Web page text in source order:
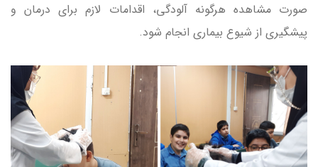
صورت مشاهده هرگونه آلودگی، اقدامات لازم برای درمان و
پیشگیری از شیوع بیماری انجام شود.